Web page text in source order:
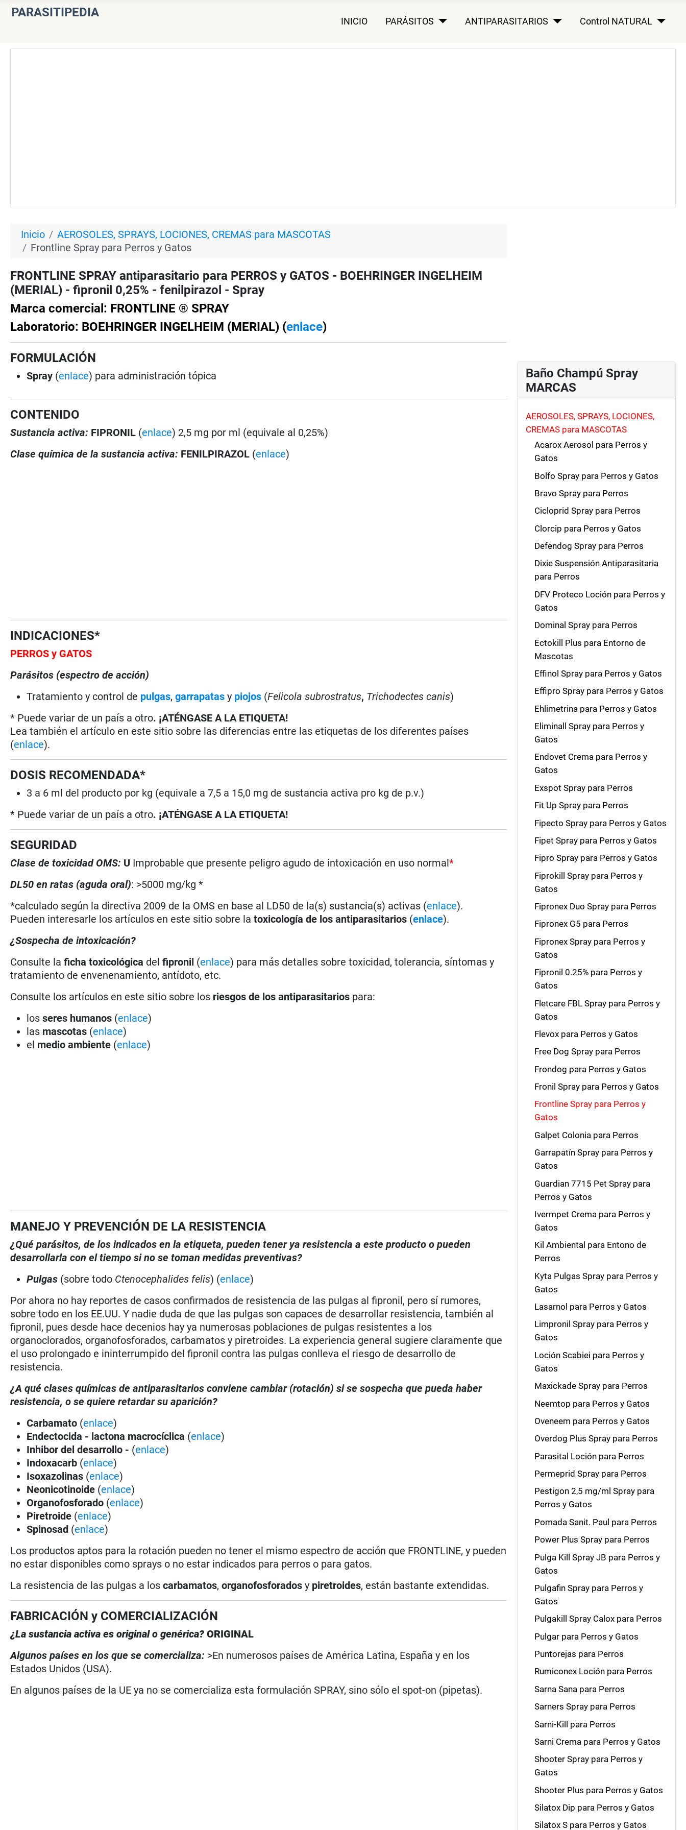
PARASITIPEDIA
INICIO PARÁSITOS ANTIPARASITARIOS Control NATURAL
Inicio
AEROSOLES, SPRAYS, LOCIONES, CREMAS para MASCOTAS
Frontline Spray para Perros y Gatos
FRONTLINE SPRAY antiparasitario para PERROS y GATOS - BOEHRINGER INGELHEIM
(MERIAL) - fipronil 0,25% - fenilpirazol - Spray
Marca comercial: FRONTLINE ® SPRAY
Laboratorio: BOEHRINGER INGELHEIM (MERIAL) (enlace)
FORMULACIÓN
Spray (enlace) para administración tópica
CONTENIDO
Sustancia activa: FIPRONIL (enlace) 2,5 mg por ml (equivale al 0,25%)
Clase química de la sustancia activa: FENILPIRAZOL (enlace)
INDICACIONES*
PERROS y GATOS
Parásitos (espectro de acción)
Tratamiento y control de pulgas,garrapatas y piojos (Felicola subrostratus, Trichodectes canis)
* Puede variar de un país a otro. ¡ATÉNGASE A LA ETIQUETA!
Lea también el artículo en este sitio sobre las diferencias entre las etiquetas de los diferentes países
(enlace).
DOSIS RECOMENDADA*
3 a 6 ml del producto por kg (equivale a 7,5 a 15,0 mg de sustancia activa pro kg de p.v.)
* Puede variar de un país a otro. ¡ATÉNGASE A LA ETIQUETA!
SEGURIDAD
Clase de toxicidad OMS: U Improbable que presente peligro agudo de intoxicación en uso normal*
DL50 en ratas (aguda oral): >5000 mg/kg *
*calculado según la directiva 2009 de la OMS en base al LD50 de la(s) sustancia(s) activas (enlace).
Pueden interesarle los artículos en este sitio sobre la toxicología de los antiparasitarios (enlace).
¿Sospecha de intoxicación?
Consulte laficha toxicológica delfipronil (enlace) para más detalles sobre toxicidad, tolerancia, síntomas y
tratamiento de envenenamiento, antídoto, etc.
Consulte los artículos en este sitio sobre los riesgos de los antiparasitarios para:
losseres humanos (enlace)
las mascotas (enlace)
el medio ambiente (enlace)
MANEJO Y PREVENCIÓN DE LA RESISTENCIA
¿Qué parásitos, de los indicados en la etiqueta, pueden tener ya resistencia a este producto o pueden
desarrollarla con el tiempo si no se toman medidas preventivas?
Pulgas (sobre todo Ctenocephalides felis) (enlace)
Por ahora no hay reportes de casos confirmados de resistencia de las pulgas al fipronil, pero sí rumores,
sobre todo en los EE.UU. Y nadie duda de que las pulgas son capaces de desarrollar resistencia, también al
fipronil, pues desde hace decenios hay ya numerosas poblaciones de pulgas resistentes a los
organoclorados, organofosforados, carbamatos y piretroides. La experiencia general sugiere claramente que
el uso prolongado e ininterrumpido del fipronil contra las pulgas conlleva el riesgo de desarrollo de
resistencia.
¿A qué clases químicas de antiparasitarios conviene cambiar (rotación) si se sospecha que pueda haber
resistencia, o se quiere retardar su aparición?
Carbamato (enlace)
Endectocida - lactona macrocíclica (enlace)
Inhibor del desarrollo - (enlace)
Indoxacarb (enlace)
Isoxazolinas (enlace)
Neonicotinoide (enlace)
Organofosforado (enlace)
Piretroide (enlace)
Spinosad (enlace)
Los productos aptos para la rotación pueden no tener el mismo espectro de acción que FRONTLINE, y pueden
no estar disponibles como sprays o no estar indicados para perros o para gatos.
La resistencia de las pulgas a loscarbamatos,organofosforados y piretroides, están bastante extendidas.
FABRICACIÓN y COMERCIALIZACIÓN
¿La sustancia activa es original o genérica? ORIGINAL
Algunos países en los que se comercializa: >En numerosos países de América Latina, España y en los
Estados Unidos (USA).
En algunos países de la UE ya no se comercializa esta formulación SPRAY, sino sólo el spot-on (pipetas).
Baño Champú Spray
MARCAS
AEROSOLES, SPRAYS, LOCIONES,
CREMAS para MASCOTAS
Acarox Aerosol para Perros y
Gatos
Bolfo Spray para Perros y Gatos
Bravo Spray para Perros
Cicloprid Spray para Perros
Clorcip para Perros y Gatos
Defendog Spray para Perros
Dixie Suspensión Antiparasitaria
para Perros
DFV Proteco Loción para Perros y
Gatos
Dominal Spray para Perros
Ectokill Plus para Entorno de
Mascotas
Effinol Spray para Perros y Gatos
Effipro Spray para Perros y Gatos
Ehlimetrina para Perros y Gatos
Eliminall Spray para Perros y
Gatos
Endovet Crema para Perros y
Gatos
Exspot Spray para Perros
Fit Up Spray para Perros
Fipecto Spray para Perros y Gatos
Fipet Spray para Perros y Gatos
Fipro Spray para Perros y Gatos
Fiprokill Spray para Perros y
Gatos
Fipronex Duo Spray para Perros
Fipronex G5 para Perros
Fipronex Spray para Perros y
Gatos
Fipronil 0.25% para Perros y
Gatos
Fletcare FBL Spray para Perros y
Gatos
Flevox para Perros y Gatos
Free Dog Spray para Perros
Frondog para Perros y Gatos
Fronil Spray para Perros y Gatos
Frontline Spray para Perros y
Gatos
Galpet Colonia para Perros
Garrapatín Spray para Perros y
Gatos
Guardian 7715 Pet Spray para
Perros y Gatos
Ivermpet Crema para Perros y
Gatos
Kil Ambiental para Entono de
Perros
Kyta Pulgas Spray para Perros y
Gatos
Lasarnol para Perros y Gatos
Limpronil Spray para Perros y
Gatos
Loción Scabiei para Perros y
Gatos
Maxickade Spray para Perros
Neemtop para Perros y Gatos
Oveneem para Perros y Gatos
Overdog Plus Spray para Perros
Parasital Loción para Perros
Permeprid Spray para Perros
Pestigon 2,5 mg/ml Spray para
Perros y Gatos
Pomada Sanit. Paul para Perros
Power Plus Spray para Perros
Pulga Kill Spray JB para Perros y
Gatos
Pulgafin Spray para Perros y
Gatos
Pulgakill Spray Calox para Perros
Pulgar para Perros y Gatos
Puntorejas para Perros
Rumiconex Loción para Perros
Sarna Sana para Perros
Sarners Spray para Perros
Sarni-Kill para Perros
Sarni Crema para Perros y Gatos
Shooter Spray para Perros y
Gatos
Shooter Plus para Perros y Gatos
Silatox Dip para Perros y Gatos
Silatox S para Perros y Gatos